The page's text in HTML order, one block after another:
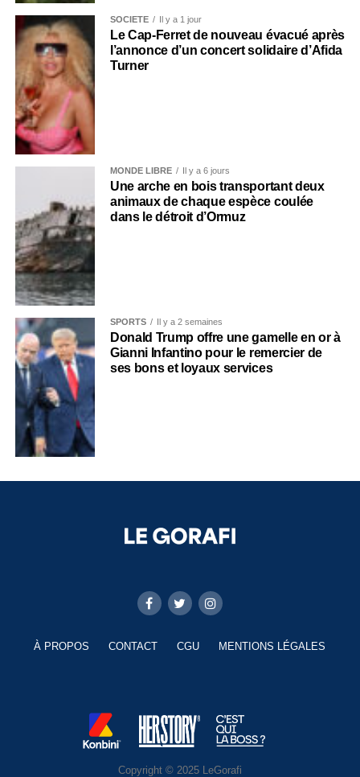
SOCIÉTÉ Il y a 1 jour
Le Cap-Ferret de nouveau évacué après
l’annonce d’un concert solidaire d’Afida
Turner
MONDE LIBRE Il y a 6 jours
Une arche en bois transportant deux
animaux de chaque espèce coulée
dans le détroit d’Ormuz
SPORTS Il y a 2 semaines
Donald Trump offre une gamelle en or à
Gianni Infantino pour le remercier de
ses bons et loyaux services
À PROPOS CONTACT CGU MENTIONS LÉGALES
Copyright © 2025 LeGorafi